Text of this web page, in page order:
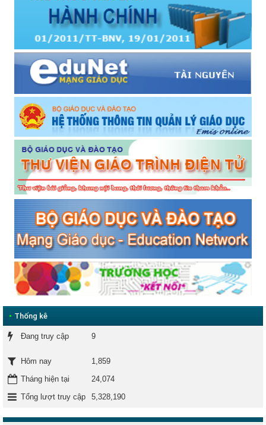
• Thống kê
Đang truy cập 9
Hôm nay
1,859
Tháng hiện tại
24,074
Tổng lượt truy cập
5,328,190